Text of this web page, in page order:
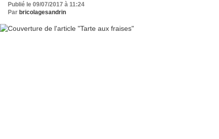
Publié le 09/07/2017 à 11:24
Par bricolagesandrin